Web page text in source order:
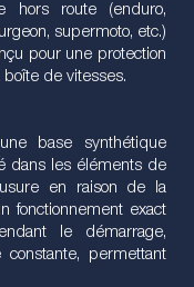
hors route (enduro,
supermoto, etc.)
pour une protection
de vitesses.
base synthétique
dans les éléments de
en raison de la
fonctionnement exact
le démarrage,
permettant